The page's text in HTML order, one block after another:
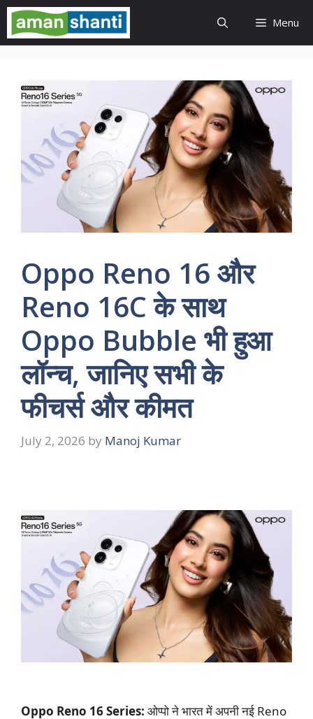
Skip
content
Menu
Oppo Reno 16 और
Reno 16C के साथ
Oppo Bubble भी हुआ
लॉन्च, जानिए सभी के
फीचर्स और कीमत
July 2, 2026 by Manoj Kumar
Oppo Reno 16 Series: ओप्पो ने भारत में अपनी नई Reno